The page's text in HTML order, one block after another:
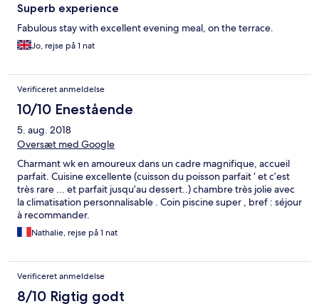
Superb experience
Fabulous stay with excellent evening meal, on the terrace.
Jo, rejse på 1 nat
Verificeret anmeldelse
10/10 Enestående
5. aug. 2018
Oversæt med Google
Charmant wk en amoureux dans un cadre magnifique, accueil
parfait. Cuisine excellente (cuisson du poisson parfait ‘ et c’est
très rare ... et parfait jusqu’au dessert..) chambre très jolie avec
la climatisation personnalisable . Coin piscine super , bref : séjour
à recommander.
Nathalie, rejse på 1 nat
Verificeret anmeldelse
8/10 Rigtig godt